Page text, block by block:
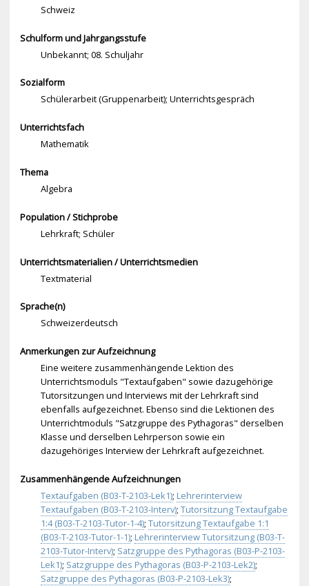
Schweiz
Schulform und Jahrgangsstufe
Unbekannt; 08. Schuljahr
Sozialform
Schülerarbeit (Gruppenarbeit); Unterrichtsgespräch
Unterrichtsfach
Mathematik
Thema
Algebra
Population / Stichprobe
Lehrkraft; Schüler
Unterrichtsmaterialien / Unterrichtsmedien
Textmaterial
Sprache(n)
Schweizerdeutsch
Anmerkungen zur Aufzeichnung
Eine weitere zusammenhängende Lektion des
Unterrichtsmoduls "Textaufgaben" sowie dazugehörige
Tutorsitzungen und Interviews mit der Lehrkraft sind
ebenfalls aufgezeichnet. Ebenso sind die Lektionen des
Unterrichtmoduls "Satzgruppe des Pythagoras" derselben
Klasse und derselben Lehrperson sowie ein
dazugehöriges Interview der Lehrkraft aufgezeichnet.
Zusammenhängende Aufzeichnungen
Textaufgaben (B03-T-2103-Lek1); Lehrerinterview
Textaufgaben (B03-T-2103-Interv); Tutorsitzung Textaufgabe
1:4 (B03-T-2103-Tutor-1-4); Tutorsitzung Textaufgabe 1:1
(B03-T-2103-Tutor-1-1); Lehrerinterview Tutorsitzung (B03-T-
2103-Tutor-Interv); Satzgruppe des Pythagoras (B03-P-2103-
Lek1); Satzgruppe des Pythagoras (B03-P-2103-Lek2);
Satzgruppe des Pythagoras (B03-P-2103-Lek3);